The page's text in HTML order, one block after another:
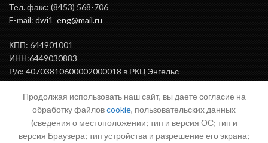
Тел. факс: (8453) 568-706
E-mail: dwi1_eng@mail.ru
КПП: 644901001
ИНН:6449030883
Р/с: 40703810600002000018 в РКЦ Энгельс
БИК: 046375000
ВАЖНАЯ ИНФОРМАЦИЯ
Продолжая использовать наш сайт, вы даете согласие на
обработку файловcookie, пользовательских данных
(сведения о местоположении; тип и версия ОС; тип и
версия Браузера; тип устройства и разрешение его экрана;